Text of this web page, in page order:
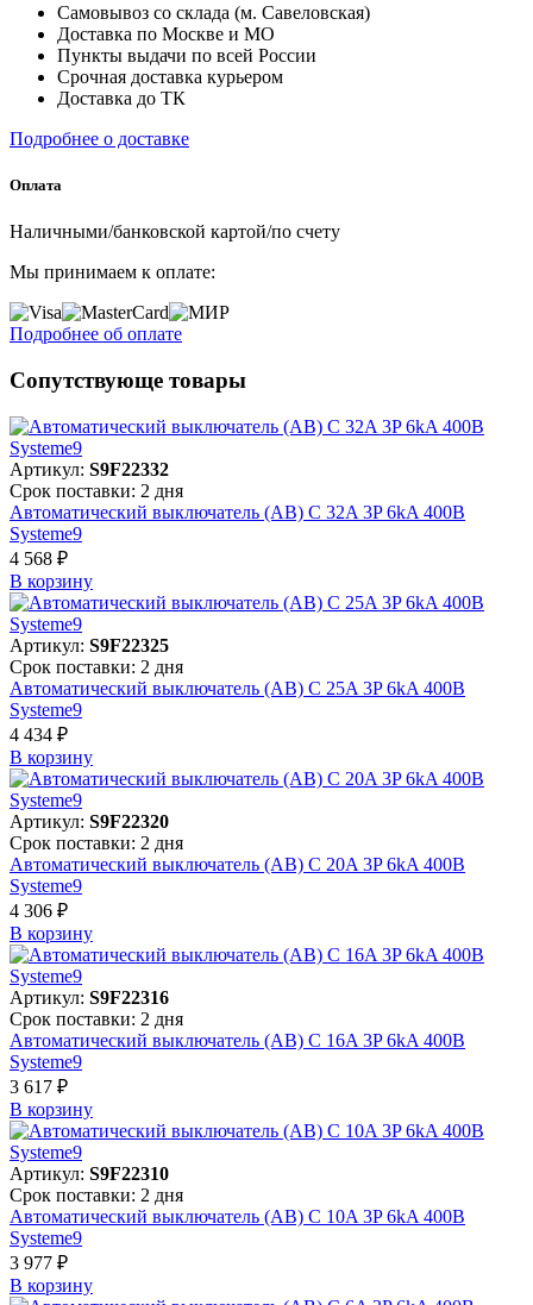
Самовывоз со склада (м. Савеловская)
Доставка по Москве и МО
Пункты выдачи по всей России
Срочная доставка курьером
Доставка до ТК
Подробнее о доставке
Оплата
Наличными/банковской картой/по счету
Мы принимаем к оплате:
Подробнее об оплате
Сопутствующе товары
Артикул: S9F22332
Срок поставки: 2 дня
Автоматический выключатель (АВ) C 32A 3P 6kA 400В
Systeme9
4 568 ₽
В корзинy
Артикул: S9F22325
Срок поставки: 2 дня
Автоматический выключатель (АВ) C 25A 3P 6kA 400В
Systeme9
4 434 ₽
В корзинy
Артикул: S9F22320
Срок поставки: 2 дня
Автоматический выключатель (АВ) C 20A 3P 6kA 400В
Systeme9
4 306 ₽
В корзинy
Артикул: S9F22316
Срок поставки: 2 дня
Автоматический выключатель (АВ) C 16A 3P 6kA 400В
Systeme9
3 617 ₽
В корзинy
Артикул: S9F22310
Срок поставки: 2 дня
Автоматический выключатель (АВ) C 10A 3P 6kA 400В
Systeme9
3 977 ₽
В корзинy